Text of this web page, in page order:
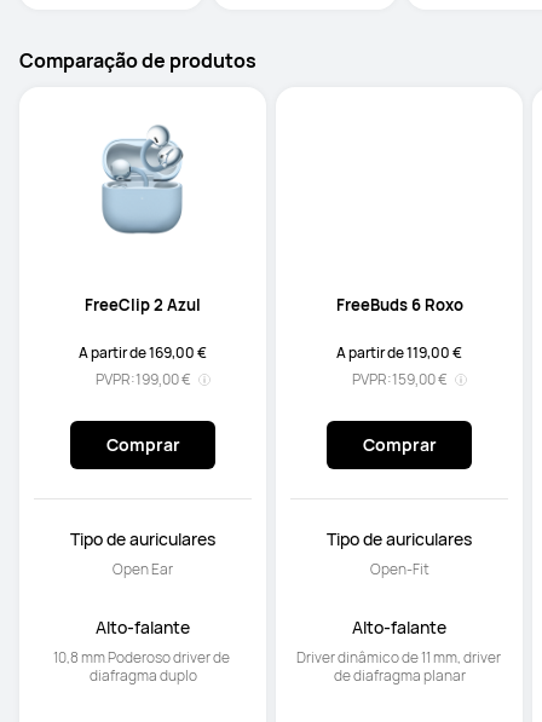
Comparação de produtos
FreeClip 2 Azul
A partir de 169,00 €
PVPR:199,00 €
Comprar
Tipo de auriculares
Open Ear
Alto-falante
10,8 mm Poderoso driver de
diafragma duplo
FreeBuds 6 Roxo
A partir de 119,00 €
PVPR:159,00 €
Comprar
Tipo de auriculares
Open-Fit
Alto-falante
Driver dinâmico de 11 mm, driver
de diafragma planar